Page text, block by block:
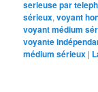
serieuse par
sérieux,voyant
voyant médium
voyante
médium sérieux |